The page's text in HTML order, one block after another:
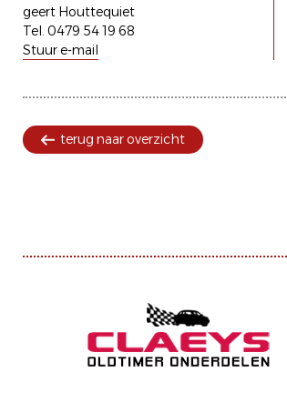
geert Houttequiet
Tel. 0479 54 19 68
Stuur e-mail
terug naar overzicht